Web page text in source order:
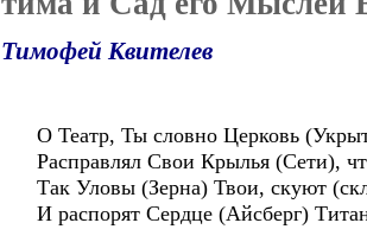
Тимофей Квителев
О Театр, Ты словно Церковь
Расправлял Свои Крылья (Сети),
Так Уловы (Зерна) Твои, скуют
И распорят Сердце (Айсберг)